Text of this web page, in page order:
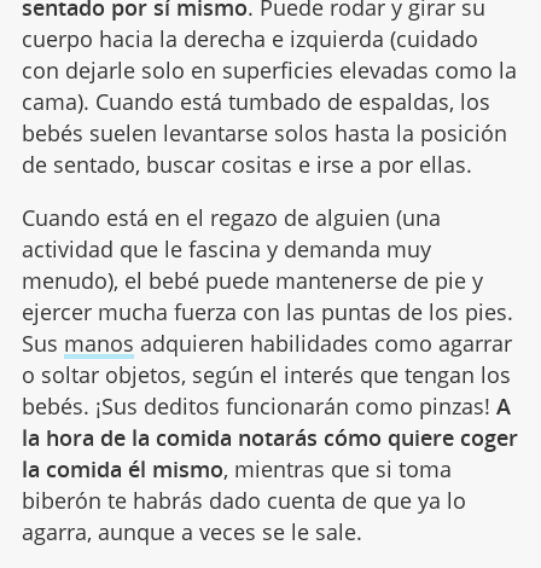
sentado por sí mismo. Puede rodar y girar su
cuerpo hacia la derecha e izquierda (cuidado
con dejarle solo en superficies elevadas como la
cama). Cuando está tumbado de espaldas, los
bebés suelen levantarse solos hasta la posición
de sentado, buscar cositas e irse a por ellas.
Cuando está en el regazo de alguien (una
actividad que le fascina y demanda muy
menudo), el bebé puede mantenerse de pie y
ejercer mucha fuerza con las puntas de los pies.
Sus manos adquieren habilidades como agarrar
o soltar objetos, según el interés que tengan los
bebés. ¡Sus deditos funcionarán como pinzas! A
la hora de la comida notarás cómo quiere coger
la comida él mismo, mientras que si toma
biberón te habrás dado cuenta de que ya lo
agarra, aunque a veces se le sale.